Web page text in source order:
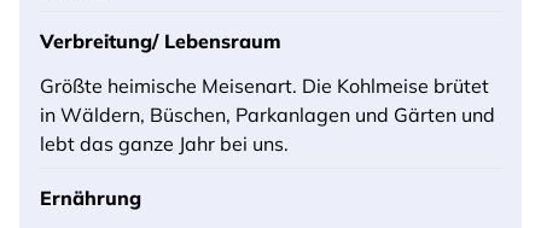
Verbreitung/ Lebensraum
Größte heimische Meisenart. Die Kohlmeise brütet
in Wäldern, Büschen, Parkanlagen und Gärten und
lebt das ganze Jahr bei uns.
Ernährung